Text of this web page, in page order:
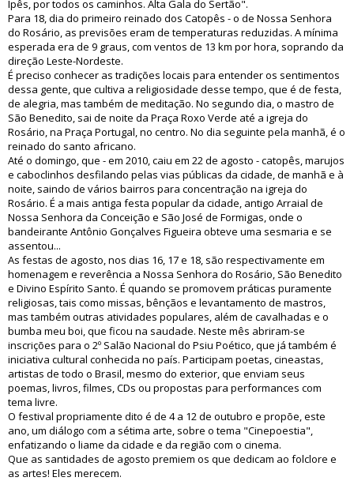
Ipês, por todos os caminhos. Alta Gala do Sertão".
Para 18, dia do primeiro reinado dos Catopês - o de Nossa Senhora
do Rosário, as previsões eram de temperaturas reduzidas. A mínima
esperada era de 9 graus, com ventos de 13 km por hora, soprando da
direção Leste-Nordeste.
É preciso conhecer as tradições locais para entender os sentimentos
dessa gente, que cultiva a religiosidade desse tempo, que é de festa,
de alegria, mas também de meditação. No segundo dia, o mastro de
São Benedito, sai de noite da Praça Roxo Verde até a igreja do
Rosário, na Praça Portugal, no centro. No dia seguinte pela manhã, é o
reinado do santo africano.
Até o domingo, que - em 2010, caiu em 22 de agosto - catopês, marujos
e caboclinhos desfilando pelas vias públicas da cidade, de manhã e à
noite, saindo de vários bairros para concentração na igreja do
Rosário. É a mais antiga festa popular da cidade, antigo Arraial de
Nossa Senhora da Conceição e São José de Formigas, onde o
bandeirante Antônio Gonçalves Figueira obteve uma sesmaria e se
assentou...
As festas de agosto, nos dias 16, 17 e 18, são respectivamente em
homenagem e reverência a Nossa Senhora do Rosário, São Benedito
e Divino Espírito Santo. É quando se promovem práticas puramente
religiosas, tais como missas, bênçãos e levantamento de mastros,
mas também outras atividades populares, além de cavalhadas e o
bumba meu boi, que ficou na saudade. Neste mês abriram-se
inscrições para o 2º Salão Nacional do Psiu Poético, que já também é
iniciativa cultural conhecida no país. Participam poetas, cineastas,
artistas de todo o Brasil, mesmo do exterior, que enviam seus
poemas, livros, filmes, CDs ou propostas para performances com
tema livre.
O festival propriamente dito é de 4 a 12 de outubro e propõe, este
ano, um diálogo com a sétima arte, sobre o tema "Cinepoestia",
enfatizando o liame da cidade e da região com o cinema.
Que as santidades de agosto premiem os que dedicam ao folclore e
as artes! Eles merecem.